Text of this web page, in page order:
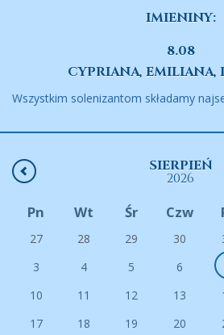
IMIENINY:
8.08
CYPRIANA,
Wszystkim solenizantom składamy
SIERPIEŃ
2026
Pn Wt Śr Czw
27 28 29 30
3
4 5 6
10
11 12 13
17
18 19 20